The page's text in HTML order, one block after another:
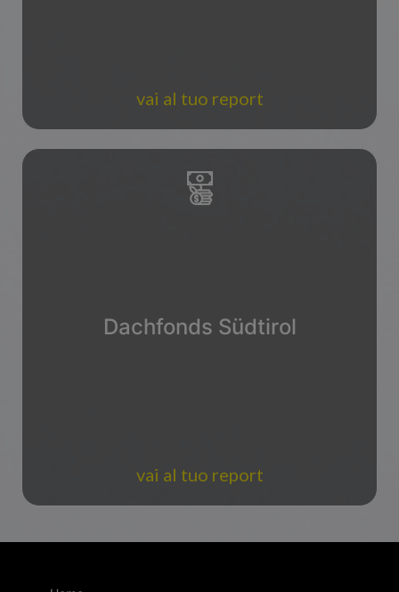
vai al tuo report
Dachfonds Südtirol
vai al tuo report